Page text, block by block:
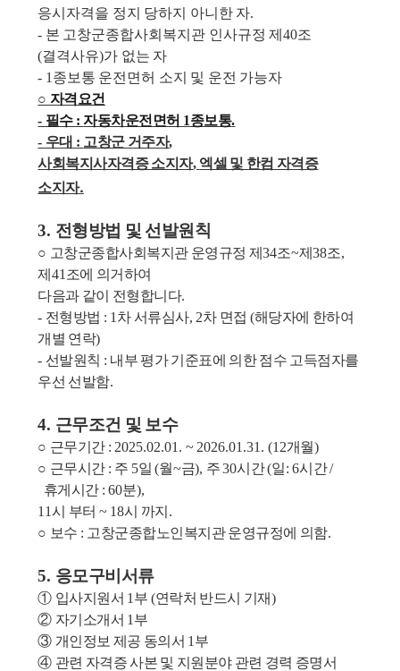
응시자격을 정지 당하지 아니한 자.
- 본 고창군종합사회복지관 인사규정 제40조
(결격사유)가 없는 자
- 1 종보통 운전면허 소지 및 운전 가능자
○ 자격요건
- 필수 :자동차운전면허 1종보통.
- 우대 : 고창군 거주자,
사회복지사자격증 소지자, 엑셀 및 한컴 자격증
소지자.
3. 전형방법 및 선발원칙
○ 고창군종합사회복지관 운영규정 제34조~제38조,
제 41 조에 의거하여
다음과 같이 전형합니다.
- 전형방법 : 1 차 서류심사, 2차 면접 (해당자에 한하여
개별 연락)
- 선발원칙 : 내부 평가 기준표에 의한 점수 고득점자를
우선 선발함.
4. 근무조건 및 보수
○ 근무기간 : 2025.02.01. ~ 2026.01.31. (12개월)
○ 근무시간 : 주 5일(월~금), 주30시간(일: 6시간/
휴게시간 : 60분),
11시 부터 ~ 18시 까지 .
○ 보수 : 고창군종합노인복지관 운영규정에 의함.
5. 응모구비서류
① 입사지원서 1 부 (연락처 반드시 기재)
② 자기소개서 1 부
③ 개인정보 제공 동의서 1 부
④ 관련 자격증 사본 및 지원분야 관련 경력 증명서